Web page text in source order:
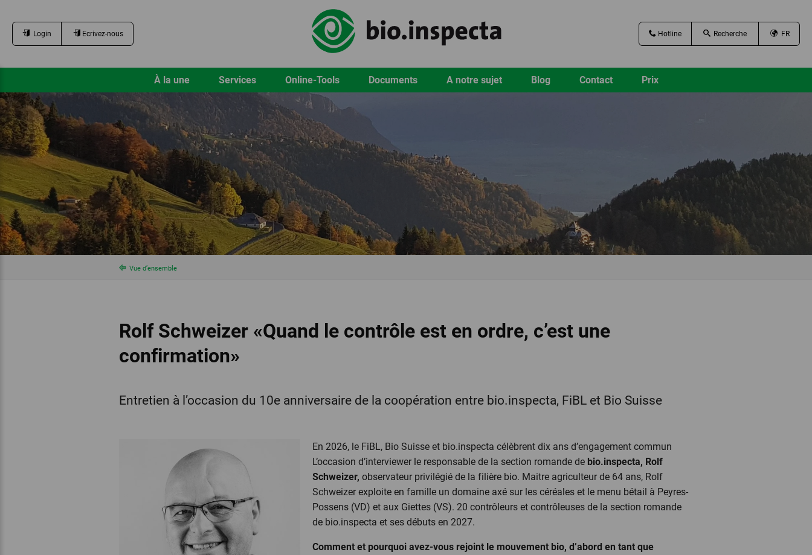
Login Ecrivez-nous Hotline FR
À la une Services Online-Tools Documents A notre sujet Blog Contact Prix
Vue d’ensemble
Rolf Schweizer «Quand le contrôle est en ordre, c’est une
confirmation»
Entretien à l’occasion du 10e anniversaire de la coopération entre bio.inspecta, FiBL et Bio Suisse
En 2026, le FiBL, Bio Suisse et bio.inspecta célèbrent dix ans d’engagement commun
L’occasion d’interviewer le responsable de la section romande de bio.inspecta, Rolf
Schweizer, observateur privilégié de la filière bio. Maitre agriculteur de 64 ans, Rolf
Schweizer exploite en famille un domaine axé sur les céréales et le menu bétail à Peyres-
Possens (VD) et aux Giettes (VS). 20 contrôleurs et contrôleuses de la section romande
de bio.inspecta et ses débuts en 2027.
Comment et pourquoi avez-vous rejoint le mouvement bio, d’abord en tant que